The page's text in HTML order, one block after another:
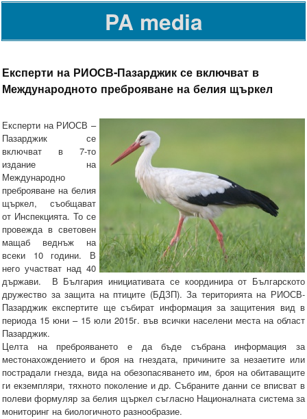
PA media
Експерти на РИОСВ-Пазарджик се включват в
Международното преброяване на белия щъркел
Експерти на РИОСВ –
Пазарджик се
включват в 7-то
издание на
Международно
преброяване на белия
щъркел, съобщават
от Инспекцията. То се
провежда в световен
мащаб веднъж на
всеки 10 години. В
него участват над 40
държави. В България инициативата се координира от Българското
дружество за защита на птиците (БДЗП). За територията на РИОСВ-
Пазарджик експертите ще събират информация за защитения вид в
периода 15 юни – 15 юли 2015г. във всички населени места на област
Пазарджик.
Целта на преброяването е да бъде събрана информация за
местонахождението и броя на гнездата, причините за незаетите или
пострадали гнезда, вида на обезопасяването им, броя на обитаващите
ги екземпляри, тяхното поколение и др. Събраните данни се вписват в
полеви формуляр за белия щъркел съгласно Националната система за
мониторинг на биологичното разнообразие.